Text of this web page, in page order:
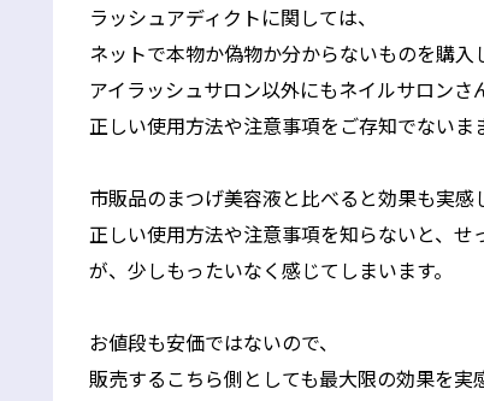
ラッシュアディクトに関しては、
ネットで本物か偽物か分からないものを購入
アイラッシュサロン以外にもネイルサロンさ
正しい使用方法や注意事項をご存知でないま
市販品のまつげ美容液と比べると効果も実感
正しい使用方法や注意事項を知らないと、
が、少しもったいなく感じてしまいます。
お値段も安価ではないので、
販売するこちら側としても最大限の効果を実